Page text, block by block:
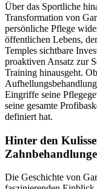
Über das Sportliche
Transformation von
persönliche Pflege
öffentlichen Lebens,
Temples sichtbare
proaktiven Ansatz zur
Training hinausgeht.
Eingriffe seine
seine gesamte
definiert hat.
Hinter den
Die Geschichte von